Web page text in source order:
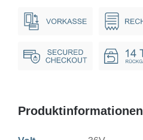
Produktinformationen